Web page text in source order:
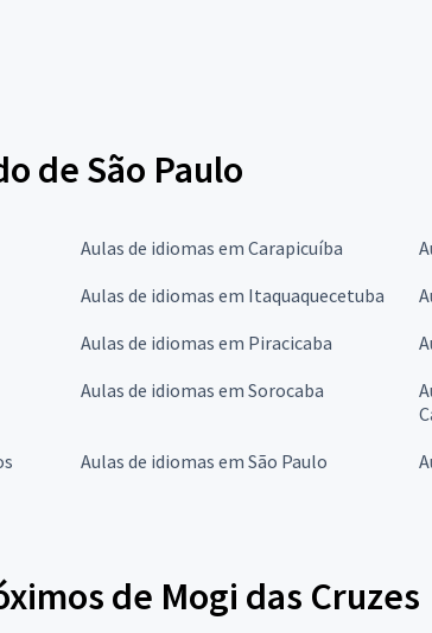
de São Paulo
Aulas de idiomas em Carapicuíba
Aulas de idiomas em Itaquaquecetuba
Aulas de idiomas em Piracicaba
Aulas de idiomas em Sorocaba
Aulas de idiomas em São Paulo
de Mogi das Cruzes